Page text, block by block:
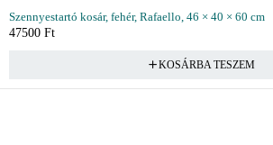
Szennyestartó kosár, fehér, Rafaello, 46 × 40 × 60 cm
47500 Ft
KOSÁRBA TESZEM